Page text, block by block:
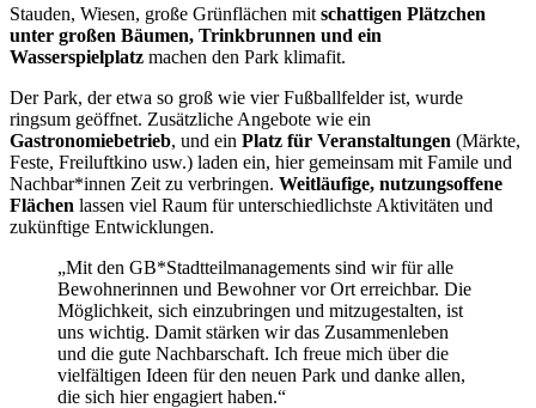
Stauden, Wiesen, große Grünflächen mit schattigen Plätzchen
unter großen Bäumen, Trinkbrunnen und ein
Wasserspielplatz machen den Park klimafit.
Der Park, der etwa so groß wie vier Fußballfelder ist, wurde
ringsum geöffnet. Zusätzliche Angebote wie ein
Gastronomiebetrieb, und ein Platz für Veranstaltungen (Märkte,
Feste, Freiluftkino usw.) laden ein, hier gemeinsam mit Famile und
Nachbar*innen Zeit zu verbringen. Weitläufige, nutzungsoffene
Flächen lassen viel Raum für unterschiedlichste Aktivitäten und
zukünftige Entwicklungen.
„Mit den GB*Stadtteilmanagements sind wir für alle
Bewohnerinnen und Bewohner vor Ort erreichbar. Die
Möglichkeit, sich einzubringen und mitzugestalten, ist
uns wichtig. Damit stärken wir das Zusammenleben
und die gute Nachbarschaft. Ich freue mich über die
vielfältigen Ideen für den neuen Park und danke allen,
die sich hier engagiert haben.“